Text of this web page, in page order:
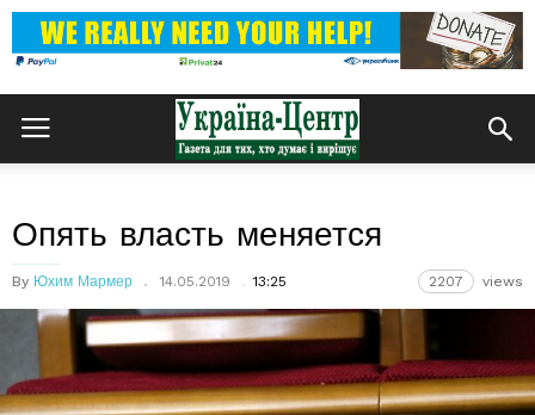
Опять власть меняется
By Юхим Мармер 14.05.2019 13:25 2207 views